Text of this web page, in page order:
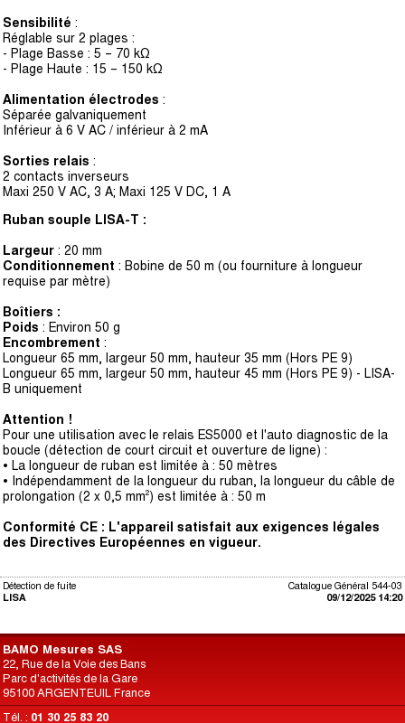
Sensibilité :
Réglable sur 2 plages :
- Plage Basse : 5 – 70 kΩ
- Plage Haute : 15 – 150 kΩ
Alimentation électrodes :
Séparée galvaniquement
Inférieur à 6 V AC / inférieur à 2 mA
Sorties relais :
2 contacts inverseurs
Maxi 250 V AC, 3 A; Maxi 125 V DC, 1 A
Ruban souple LISA-T :
Largeur : 20 mm
Conditionnement : Bobine de 50 m (ou fourniture à longueur
requise par mètre)
Boîtiers :
Poids : Environ 50 g
Encombrement :
Longueur 65 mm, largeur 50 mm, hauteur 35 mm (Hors PE 9)
Longueur 65 mm, largeur 50 mm, hauteur 45 mm (Hors PE 9) - LISA-
B uniquement
Attention !
Pour une utilisation avec le relais ES5000 et l'auto diagnostic de la
boucle (détection de court circuit et ouverture de ligne) :
• La longueur de ruban est limitée à : 50 mètres
• Indépendamment de la longueur du ruban, la longueur du câble de
prolongation (2 x 0,5 mm²) est limitée à : 50 m
Conformité CE : L'appareil satisfait aux exigences légales
des Directives Européennes en vigueur.
Catalogue Général 544-03
09/12/2025 14:20
Détection de fuite
LISA
BAMO Mesures SAS
22, Rue de la Voie des Bans
Parc d'activités de la Gare
95100 ARGENTEUIL France
Tél. : 01 30 25 83 20